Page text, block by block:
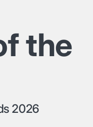
the
2026